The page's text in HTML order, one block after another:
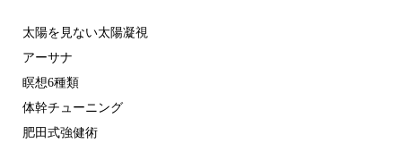
太陽を見ない太陽凝視
アーサナ
瞑想6種類
体幹チューニング
肥田式強健術